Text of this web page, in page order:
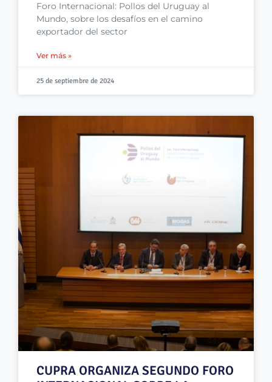
Foro Internacional: Pollos del Uruguay al
Mundo, sobre los desafíos en el camino
exportador del sector
Ver más »
25 de septiembre de 2024
CUPRA ORGANIZA SEGUNDO FORO